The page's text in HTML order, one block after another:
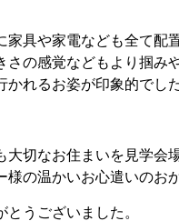
家具や家電なども全て配
さの感覚などもより掴み
かれるお姿が印象的でした
大切なお住まいを見学会
様の温かいお心遣いのお
とうございました。